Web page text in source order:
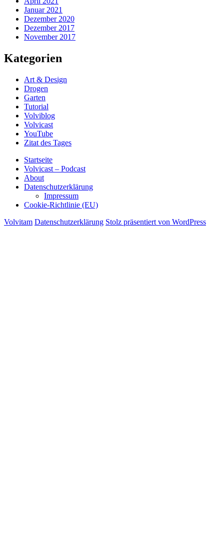
Januar 2021
Dezember 2020
Dezember 2017
November 2017
Kategorien
Art & Design
Drogen
Garten
Tutorial
Volviblog
Volvicast
YouTube
Zitat des Tages
Startseite
Volvicast – Podcast
About
Datenschutzerklärung
Impressum
Cookie-Richtlinie (EU)
Volvitam Datenschutzerklärung Stolz präsentiert von WordPress